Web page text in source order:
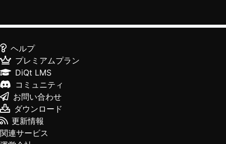
ヘルプ
プレミアムプラン
DiQt LMS
コミュニティ
お問い合わせ
ダウンロード
更新情報
関連サービス